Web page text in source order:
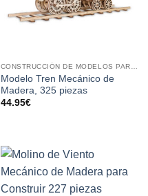
CONSTRUCCIÓN DE MODELOS PARA ADULTOS
Modelo Tren Mecánico de
Madera, 325 piezas
44.95€